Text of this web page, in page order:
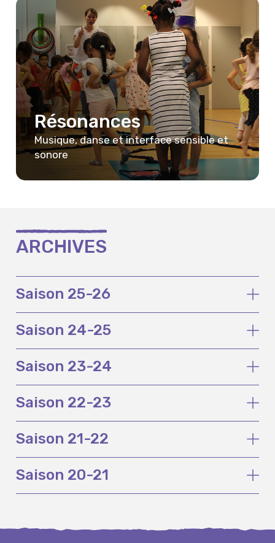
Résonances
Musique, danse et interface sensible et
sonore
ARCHIVES
Saison 25-26
Saison 24-25
Saison 23-24
Saison 22-23
Saison 21-22
Saison 20-21